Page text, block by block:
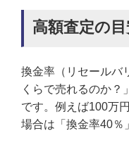
高額査定の
換金率（リセールバ
くらで売れるのか？
です。例えば100万
場合は「換金率40％